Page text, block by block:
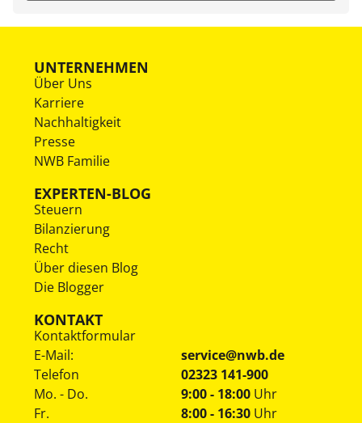
UNTERNEHMEN
Über Uns
Karriere
Nachhaltigkeit
Presse
NWB Familie
EXPERTEN-BLOG
Steuern
Bilanzierung
Recht
Über diesen Blog
Die Blogger
KONTAKT
Kontaktformular
E-Mail:
service@nwb.de
Telefon
02323 141-900
Mo. - Do.
Fr.
9:00 - 18:00 Uhr
8:00 - 16:30 Uhr